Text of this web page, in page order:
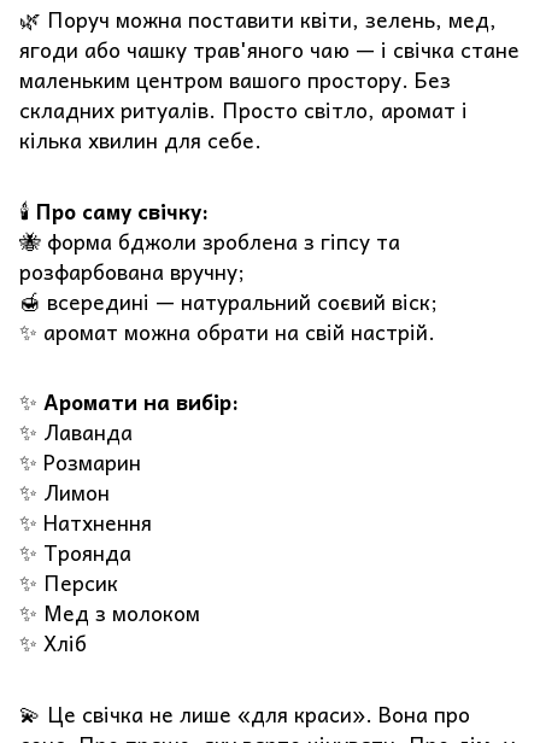
🌿 Поруч можна поставити квіти, зелень, мед,
ягоди або чашку трав'яного чаю — і свічка стане
маленьким центром вашого простору. Без
складних ритуалів. Просто світло, аромат і
кілька хвилин для себе.
🕯️ Про саму свічку:
🐝 форма бджоли зроблена з гіпсу та
розфарбована вручну;
🍯 всередині — натуральний соєвий віск;
✨ аромат можна обрати на свій настрій.
✨ Аромати на вибір:
✨ Лаванда
✨ Розмарин
✨ Лимон
✨ Натхнення
✨ Троянда
✨ Персик
✨ Мед з молоком
✨ Хліб
💫 Це свічка не лише «для краси». Вона про